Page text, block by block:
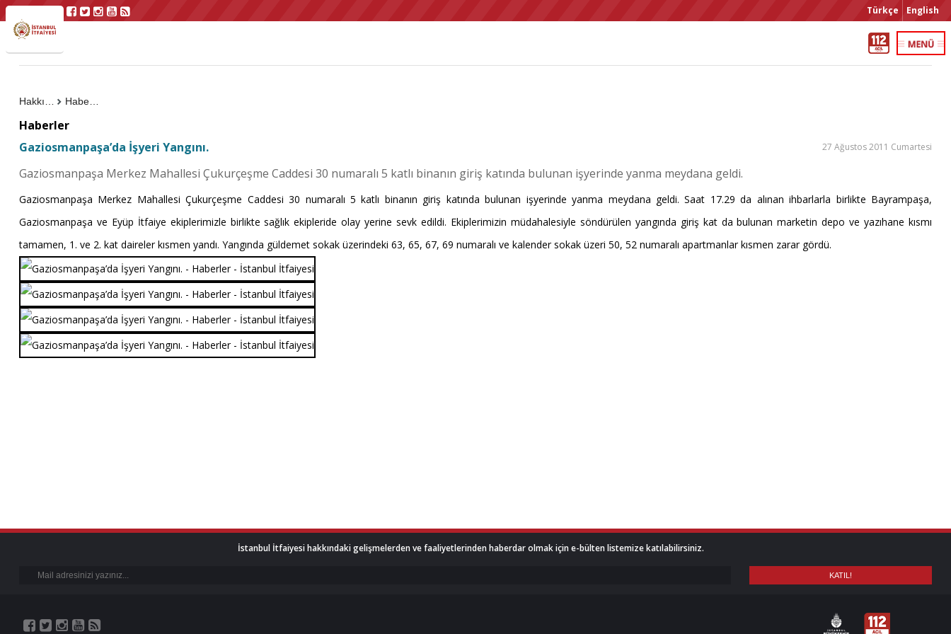
Türkçe English
Haberler
Haberler
Gaziosmanpaşa’da İşyeri Yangını.
27 Ağustos 2011 Cumartesi
Gaziosmanpaşa Merkez Mahallesi Çukurçeşme Caddesi 30 numaralı 5 katlı binanın giriş katında bulunan işyerinde yanma meydana geldi.
Gaziosmanpaşa Merkez Mahallesi Çukurçeşme Caddesi 30 numaralı 5 katlı binanın giriş katında bulunan işyerinde yanma meydana geldi. Saat 17.29 da alınan ihbarlarla birlikte Bayrampaşa,
Gaziosmanpaşa ve Eyüp İtfaiye ekiplerimizle birlikte sağlık ekipleride olay yerine sevk edildi. Ekiplerimizin müdahalesiyle söndürülen yangında giriş kat da bulunan marketin depo ve yazıhane kısmı
tamamen, 1. ve 2. kat daireler kısmen yandı. Yangında güldemet sokak üzerindeki 63, 65, 67, 69 numaralı ve kalender sokak üzeri 50, 52 numaralı apartmanlar kısmen zarar gördü.
İstanbul İtfaiyesi hakkındaki gelişmelerden ve faaliyetlerinden haberdar olmak için e-bülten listemize katılabilirsiniz.